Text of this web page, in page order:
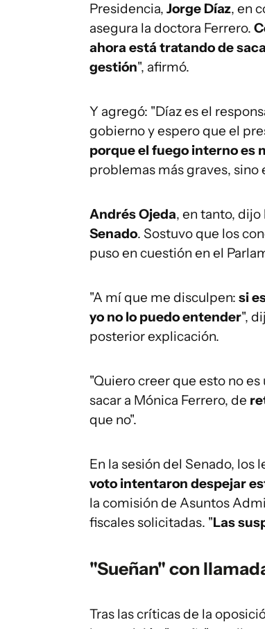
Presidencia, Jorge Díaz, en
asegura la doctora Ferrero.
ahora está tratando de
gestión", afirmó.
Y agregó: "Díaz es el
gobierno y espero que el
porque el fuego interno es
problemas más graves, sino
Andrés Ojeda, en tanto, dijo
Senado. Sostuvo que los
puso en cuestión en el
"A mí que me disculpen: si
yo no lo puedo entender",
posterior explicación.
"Quiero creer que esto no
sacar a Mónica Ferrero, de
que no".
En la sesión del Senado,
voto intentaron despejar
la comisión de Asuntos
fiscales solicitadas. "Las
"Sueñan" con
Tras las críticas de la